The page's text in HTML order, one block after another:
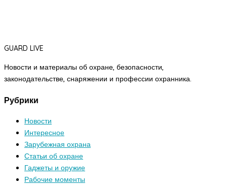
GUARD LIVE
Новости и материалы об охране, безопасности,
законодательстве, снаряжении и профессии охранника.
Рубрики
Новости
Интересное
Зарубежная охрана
Статьи об охране
Гаджеты и оружие
Рабочие моменты